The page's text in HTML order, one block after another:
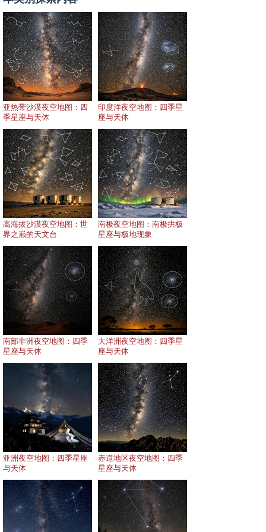
亚热带沙漠夜空地图：四
季星座与天体
印度洋夜空地图：四季星
座与天体
高海拔沙漠夜空地图：世
界之巅的天文台
南极夜空地图：南极拱极
星座与极地现象
南部非洲夜空地图：四季
星座与天体
大洋洲夜空地图：四季星
座与天体
亚洲夜空地图：四季星座
与天体
赤道地区夜空地图：四季
星座与天体